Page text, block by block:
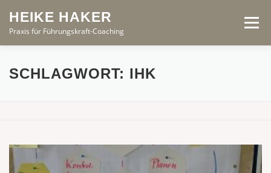
Inhalt
springen
HEIKE HAKER
Praxis für Führungskraft-Coaching
Menü
START ANGEBOTE PROFIL
SCHLAGWORT: IHK